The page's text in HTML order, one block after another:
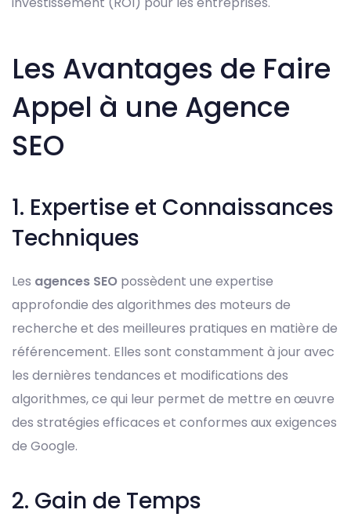
Les Avantages de Faire
Appel à une Agence
SEO
1. Expertise et Connaissances
Techniques
Les agences SEO possèdent une expertise
approfondie des algorithmes des moteurs de
recherche et des meilleures pratiques en matière de
référencement. Elles sont constamment à jour avec
les dernières tendances et modifications des
algorithmes, ce qui leur permet de mettre en œuvre
des stratégies efficaces et conformes aux exigences
de Google.
2. Gain de Temps